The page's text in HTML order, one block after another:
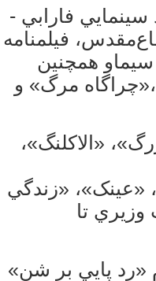
سينمايي فارابي -
فيلمنامه
همچنين
مرگ» و
«الاکلنگ»،
«زندگي
تا
«رد پايي بر شن»